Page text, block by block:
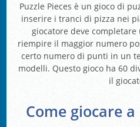
Puzzle Pieces è un gioco di
inserire i tranci di pizza nei
giocatore deve completare
riempire il maggior numero
certo numero di punti in un
modelli. Questo gioco ha 60
il
Come giocare a